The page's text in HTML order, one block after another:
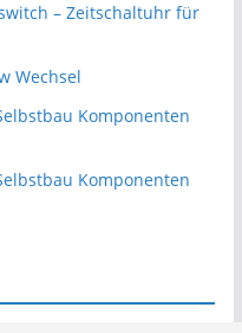
– Zeitschaltuhr für
Wechsel
Komponenten
Komponenten